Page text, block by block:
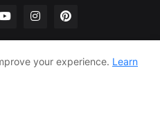
your experience. Learn